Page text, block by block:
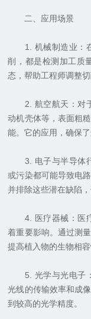
二、应用场景
1. 机械制造业：在
削，都是检测加工质
态，帮助工程师调整
2. 航空航天：对于
动机壳体等，表面粗
能。它的应用，确保
3. 电子与半导体行
或污染都可能导致电
并排除这些潜在缺陷
4. 医疗器械：医疗
着重要影响。通过测
提高植入物的生物相容
5. 光学与光电子：
光线的传输效率和成
到较高的光学精度。